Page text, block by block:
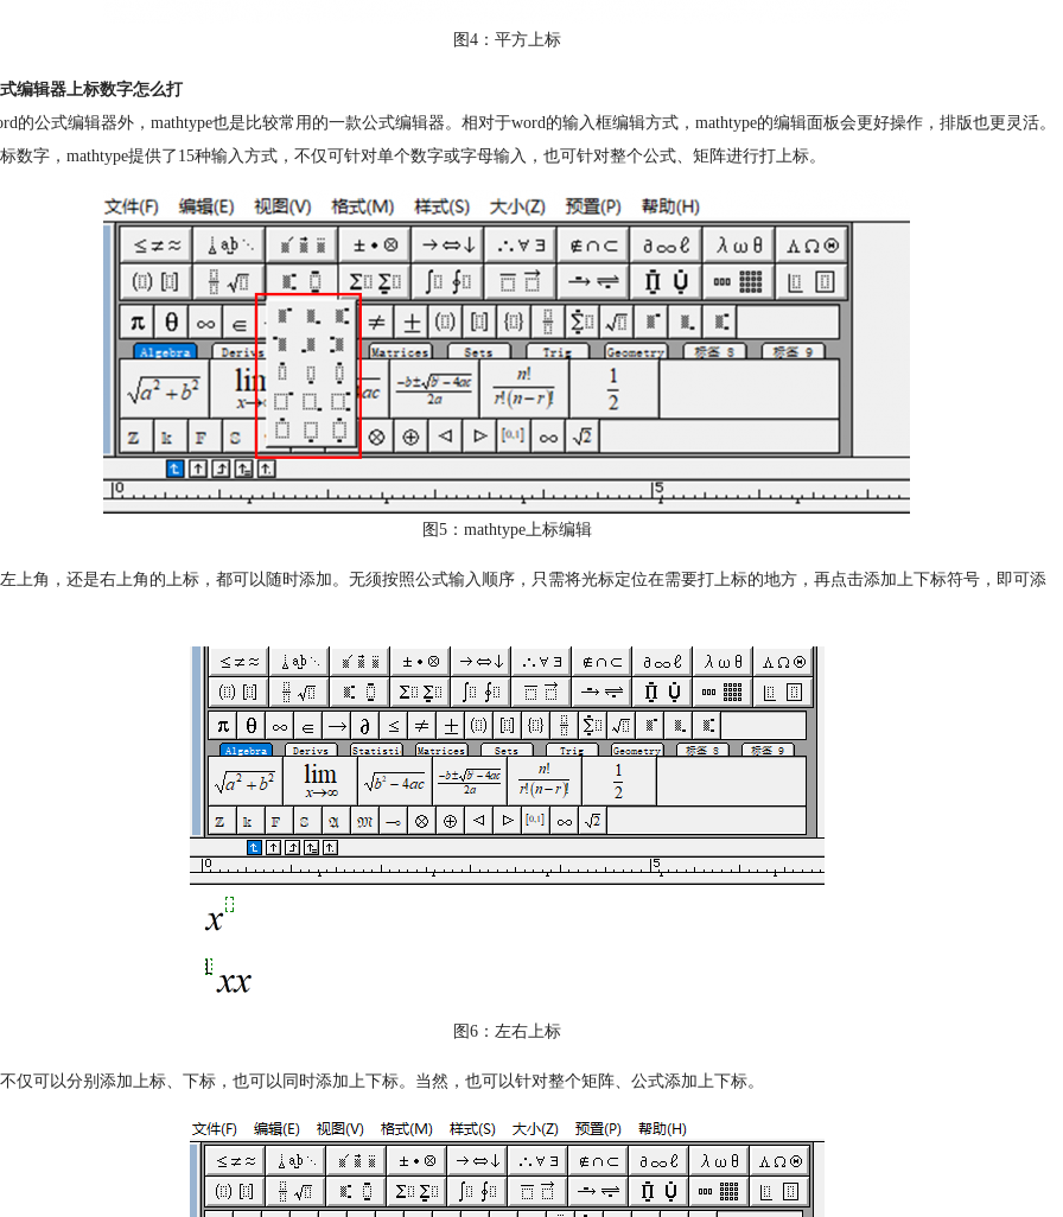
图4：平方上标
编辑器上标数字怎么打
的公式编辑器外，mathtype也是比较常用的一款公式编辑器。相对于word的输入框编辑方式，mathtype的编辑面板会更好操作，排版也更灵活。
数字，mathtype提供了15种输入方式，不仅可针对单个数字或字母输入，也可针对整个公式、矩阵进行打上标。
图5：mathtype上标编辑
上角，还是右上角的上标，都可以随时添加。无须按照公式输入顺序，只需将光标定位在需要打上标的地方，再点击添加上下标符号，即可添
图6：左右上标
仅可以分别添加上标、下标，也可以同时添加上下标。当然，也可以针对整个矩阵、公式添加上下标。